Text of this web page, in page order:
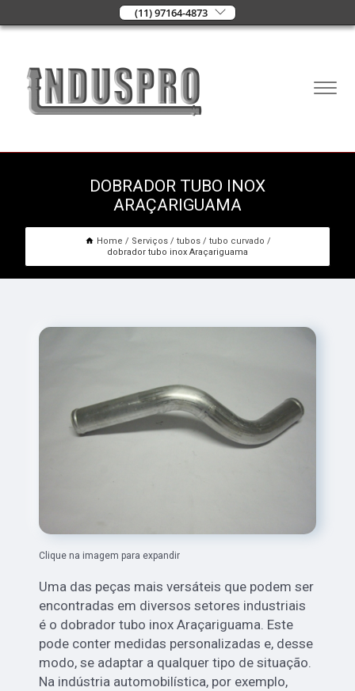
(11) 97164-4873
DOBRADOR TUBO INOX
ARAÇARIGUAMA
Home Serviços tubos
tubo curvado
dobrador tubo inox Araçariguama
Clique na imagem para expandir
Uma das peças mais versáteis que podem ser
encontradas em diversos setores industriais
é o dobrador tubo inox Araçariguama. Este
pode conter medidas personalizadas e, desse
modo, se adaptar a qualquer tipo de situação.
Na indústria automobilística, por exemplo,